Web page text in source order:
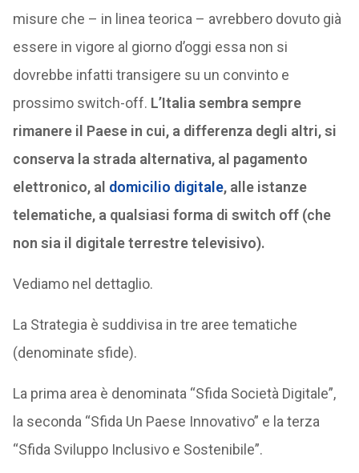
misure che – in linea teorica – avrebbero dovuto già
essere in vigore al giorno d’oggi essa non si
dovrebbe infatti transigere su un convinto e
prossimo switch-off. L’Italia sembra sempre
rimanere il Paese in cui, a differenza degli altri, si
conserva la strada alternativa, al pagamento
elettronico, al domicilio digitale, alle istanze
telematiche, a qualsiasi forma di switch off (che
non sia il digitale terrestre televisivo).
Vediamo nel dettaglio.
La Strategia è suddivisa in tre aree tematiche
(denominate sfide).
La prima area è denominata “Sfida Società Digitale”,
la seconda “Sfida Un Paese Innovativo” e la terza
“Sfida Sviluppo Inclusivo e Sostenibile”.